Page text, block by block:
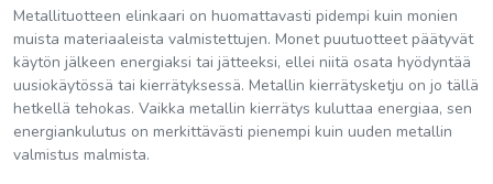
Metallituotteen elinkaari on huomattavasti pidempi kuin monien
muista materiaaleista valmistettujen. Monet puutuotteet päätyvät
käytön jälkeen energiaksi tai jätteeksi, ellei niitä osata hyödyntää
uusiokäytössä tai kierrätyksessä. Metallin kierrätysketju on jo tällä
hetkellä tehokas. Vaikka metallin kierrätys kuluttaa energiaa, sen
energiankulutus on merkittävästi pienempi kuin uuden metallin
valmistus malmista.